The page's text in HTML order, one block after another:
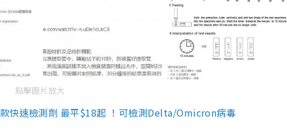
點擊圖片放大
快速檢測劑 最平$18起 ！可檢測Delta/Omicron病毒